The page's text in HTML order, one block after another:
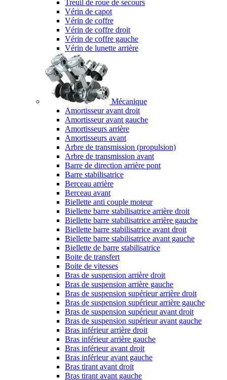
Treuil de roue de secours
Vérin de capot
Vérin de coffre
Vérin de coffre droit
Vérin de coffre gauche
Vérin de lunette arrière
Mécanique
Amortisseur avant droit
Amortisseur avant gauche
Amortisseurs arrière
Amortisseurs avant
Arbre de transmission (propulsion)
Arbre de transmission avant
Barre de direction arrière pont
Barre stabilisatrice
Berceau arrière
Berceau avant
Biellette anti couple moteur
Biellette barre stabilisatrice arrière droit
Biellette barre stabilisatrice arrière gauche
Biellette barre stabilisatrice avant droit
Biellette barre stabilisatrice avant gauche
Biellette de barre stabilisatrice
Boite de transfert
Boite de vitesses
Bras de suspension arrière droit
Bras de suspension arrière gauche
Bras de suspension supérieur arrière droit
Bras de suspension supérieur arrière gauche
Bras de suspension supérieur avant droit
Bras de suspension supérieur avant gauche
Bras inférieur arrière droit
Bras inférieur arrière gauche
Bras inférieur avant droit
Bras inférieur avant gauche
Bras tirant avant droit
Bras tirant avant gauche